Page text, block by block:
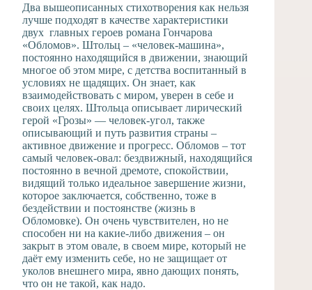
Два вышеописанных стихотворения как нельзя
лучше подходят в качестве характеристики
двух главных героев романа Гончарова
«Обломов». Штольц – «человек-машина»,
постоянно находящийся в движении, знающий
многое об этом мире, с детства воспитанный в
условиях не щадящих. Он знает, как
взаимодействовать с миром, уверен в себе и
своих целях. Штольца описывает лирический
герой «Грозы» — человек-угол, также
описывающий и путь развития страны –
активное движение и прогресс. Обломов – тот
самый человек-овал: бездвижный, находящийся
постоянно в вечной дремоте, спокойствии,
видящий только идеальное завершение жизни,
которое заключается, собственно, тоже в
бездействии и постоянстве (жизнь в
Обломовке). Он очень чувствителен, но не
способен ни на какие-либо движения – он
закрыт в этом овале, в своем мире, который не
даёт ему изменить себе, но не защищает от
уколов внешнего мира, явно дающих понять,
что он не такой, как надо.